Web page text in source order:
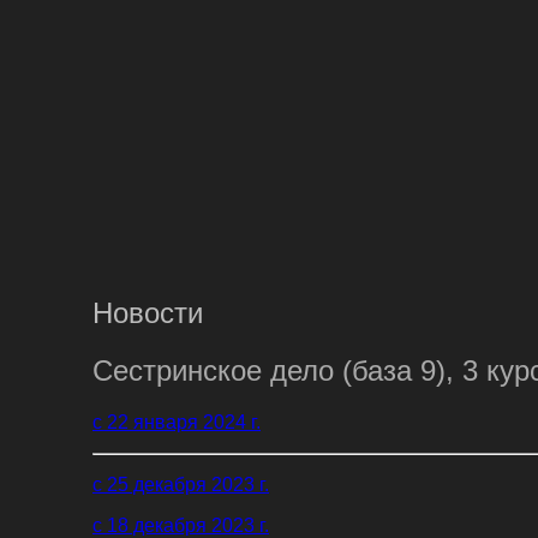
Новости
Сестринское дело (база 9), 3
с 22 января 2024 г.
с 25 декабря 2023 г.
с 18 декабря 2023 г.